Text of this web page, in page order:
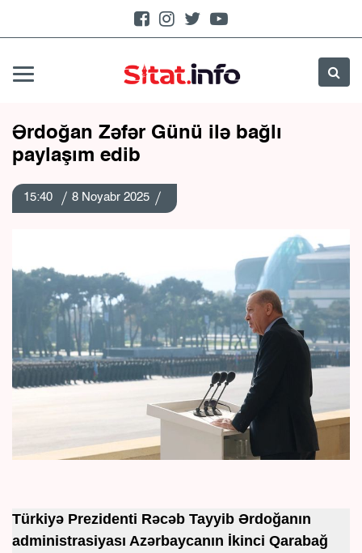
Ərdoğan Zəfər Günü ilə bağlı
paylaşım edib
15:40 8 Noyabr 2025
Türkiyə Prezidenti Rəcəb Tayyib Ərdoğanın
administrasiyası Azərbaycanın İkinci Qarabağ